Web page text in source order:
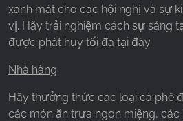
xanh mát cho các hội nghị và sự
vị. Hãy trải nghiệm cách sự sáng
được phát huy tối đa tại đây.
Nhà hàng
Hãy thưởng thức các loại cà phê
các món ăn trưa ngon miệng, các